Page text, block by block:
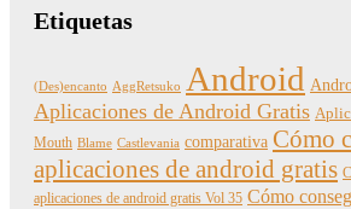
Etiquetas
(Des)encanto AggRetsuko Android
Aplicaciones de Android Gratis
Mouth Blame Castlevania comparativa Cómo
aplicaciones de android gratis
aplicaciones de android gratis Vol 35 Cómo